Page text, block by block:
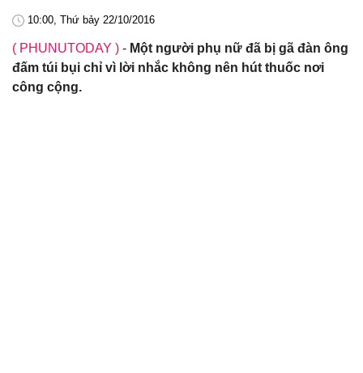
10:00, Thứ bảy 22/10/2016
( PHUNUTODAY ) - Một người phụ nữ đã bị gã đàn ông
đấm túi bụi chỉ vì lời nhắc không nên hút thuốc nơi
công cộng.